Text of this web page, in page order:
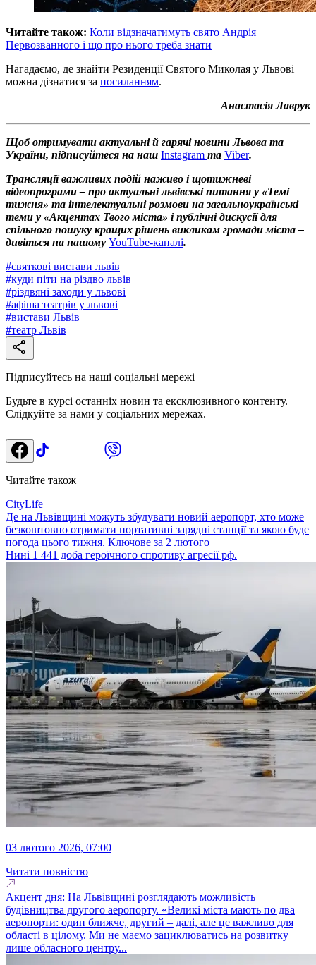
Читайте також: Коли відзначатимуть свято Андрія
Первозванного і що про нього треба знати
Нагадаємо, де знайти Резиденції Святого Миколая у Львові
можна дізнатися за посиланням.
Анастасія Лаврук
Щоб отримувати актуальні й гарячі новини Львова та
України, підписуйтеся на наш Instagram та Viber.
Трансляції важливих подій наживо і щотижневі
відеопрограми – про актуальні львівські питання у «Темі
тижня» та інтелектуальні розмови на загальноукраїнські
теми у «Акцентах Твого міста» і публічні дискусії для
спільного пошуку кращих рішень викликам громади міста –
дивіться на нашому YouTube-каналі.
#святкові вистави львів
#куди піти на різдво львів
#різдвяні заходи у львові
#афіша театрів у львові
#вистави Львів
#театр Львів
Підписуйтесь на наші соціальні мережі
Будьте в курсі останніх новин та ексклюзивного контенту.
Слідкуйте за нами у соціальних мережах.
Читайте також
CityLife
Де на Львівщині можуть збудувати новий аеропорт, хто може
безкоштовно отримати портативні зарядні станції та якою буде
погода цього тижня. Ключове за 2 лютого
Нині 1 441 доба героїчного спротиву агресії рф.
03 лютого 2026, 07:00
Читати повністю
Акцент дня: На Львівщині розглядають можливість
будівництва другого аеропорту. «Великі міста мають по два
аеропорти: один ближче, другий – далі, але це важливо для
області в цілому. Ми не маємо зациклюватись на розвитку
лише обласного центру...